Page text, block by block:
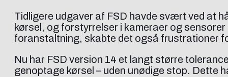
Tidligere udgaver af FSD havde svært ved at
kørsel, og forstyrrelser i kameraer og
foranstaltning, skabte det også frustrationer
Nu har FSD version 14 et langt større
genoptage kørsel – uden unødige stop. Dette